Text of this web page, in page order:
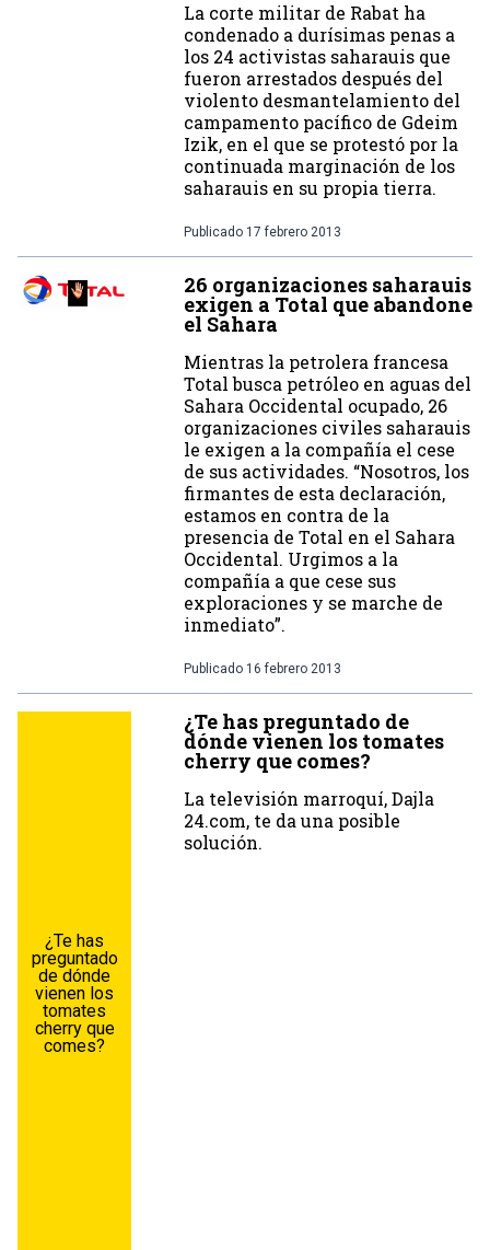
La corte militar de Rabat ha
condenado a durísimas penas a
los 24 activistas saharauis que
fueron arrestados después del
violento desmantelamiento del
campamento pacífico de Gdeim
Izik, en el que se protestó por la
continuada marginación de los
saharauis en su propia tierra.
Publicado 17 febrero 2013
26 organizaciones saharauis
exigen a Total que abandone
el Sahara
Mientras la petrolera francesa
Total busca petróleo en aguas del
Sahara Occidental ocupado, 26
organizaciones civiles saharauis
le exigen a la compañía el cese
de sus actividades. “Nosotros, los
firmantes de esta declaración,
estamos en contra de la
presencia de Total en el Sahara
Occidental. Urgimos a la
compañía a que cese sus
exploraciones y se marche de
inmediato”.
Publicado 16 febrero 2013
¿Te has
preguntado
de dónde
vienen los
tomates
cherry que
comes?
¿Te has preguntado de
dónde vienen los tomates
cherry que comes?
La televisión marroquí, Dajla
24.com, te da una posible
solución.